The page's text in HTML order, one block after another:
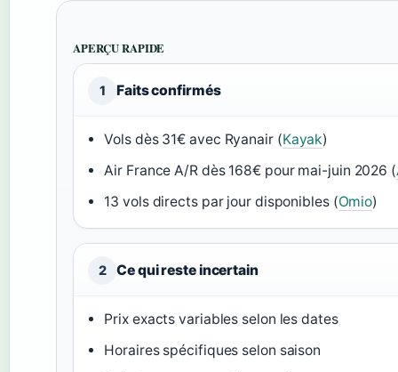
APERÇU RAPIDE
1 Faits confirmés
Vols dès 31€ avec Ryanair (Kayak)
Air France A/R dès 168€ pour mai-juin 2026 (
13 vols directs par jour disponibles (Omio)
2 Ce qui reste incertain
Prix exacts variables selon les dates
Horaires spécifiques selon saison